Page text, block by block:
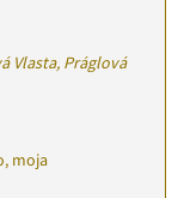
Vlasta, Práglová
moja